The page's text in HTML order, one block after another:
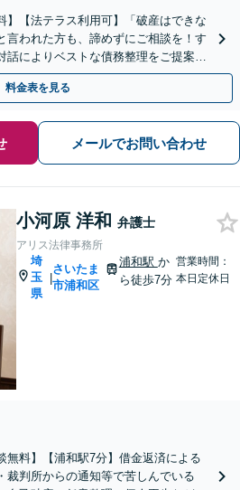
】【法テラス利用可】「破産はできな
言われた方も、諦めずにご相談を！す
話によりベストな債務整理をご提案し
全個室】【大宮駅3分】
料金表を見る
メールでお問い合わせ
小河原 洋和 弁護士
アリス法律事務所
埼
玉
県
|
さいたま
市浦和区
浦和駅 か
ら徒歩7分
営業時間：
本日定休日
無料】【浦和駅7分】借金返済による
裁判所からの通知等で苦しんでいる